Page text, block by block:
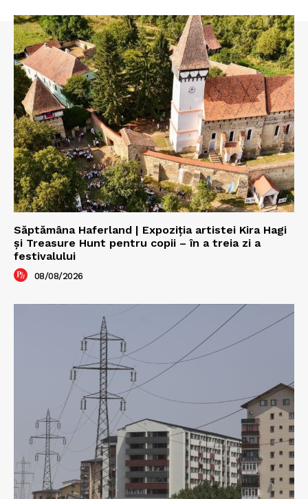
Săptămâna Haferland | Expoziţia artistei Kira Hagi
şi Treasure Hunt pentru copii – în a treia zi a
festivalului
08/08/2026